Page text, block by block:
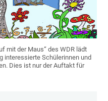
mit der Maus“ des WDR lädt
interessierte Schülerinnen und
Dies ist nur der Auftakt für